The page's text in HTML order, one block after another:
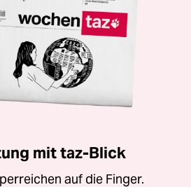
mit taz-Blick
auf die Finger.